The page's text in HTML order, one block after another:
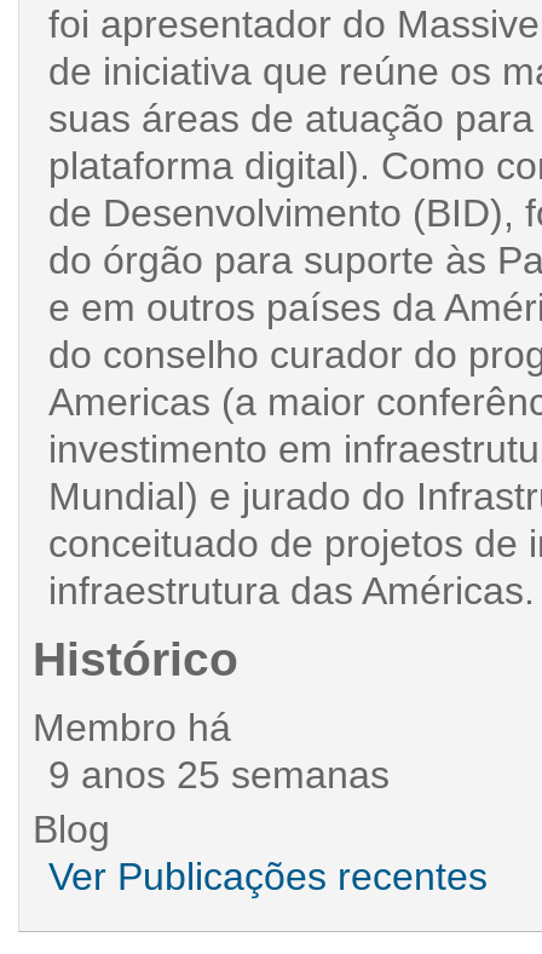
foi apresentador do
de iniciativa que reúne os
suas áreas de atuação
plataforma digital). Como
de Desenvolvimento (BID),
do órgão para suporte às
e em outros países da
do conselho curador do
Americas (a maior
investimento em
Mundial) e jurado do
conceituado de projetos de
infraestrutura das Américas.​
Histórico
Membro há
9 anos 25 semanas
Blog
Ver Publicações recentes